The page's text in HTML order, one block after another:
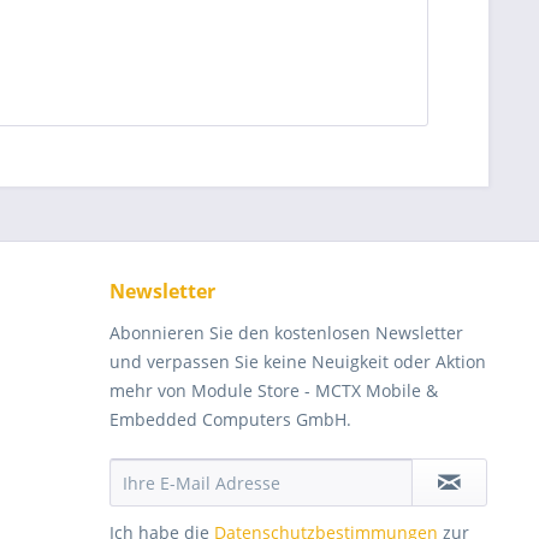
Newsletter
Abonnieren Sie den kostenlosen Newsletter
und verpassen Sie keine Neuigkeit oder Aktion
mehr von Module Store - MCTX Mobile &
Embedded Computers GmbH.
Ich habe die Datenschutzbestimmungen zur